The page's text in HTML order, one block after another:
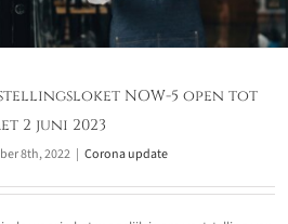
NOW-5 open tot
2 juni 2023
8th, 2022 | Corona update